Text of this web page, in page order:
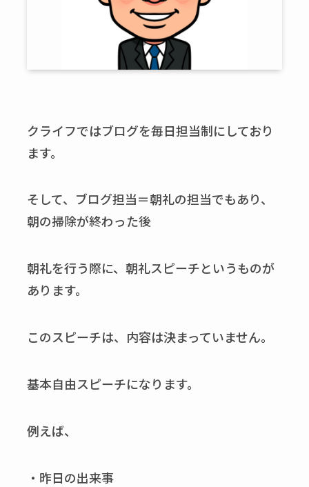
クライフではブログを毎日担当制にしており
ます。
そして、ブログ担当＝朝礼の担当でもあり、
朝の掃除が終わった後
朝礼を行う際に、朝礼スピーチというものが
あります。
このスピーチは、内容は決まっていません。
基本自由スピーチになります。
例えば、
・昨日の出来事